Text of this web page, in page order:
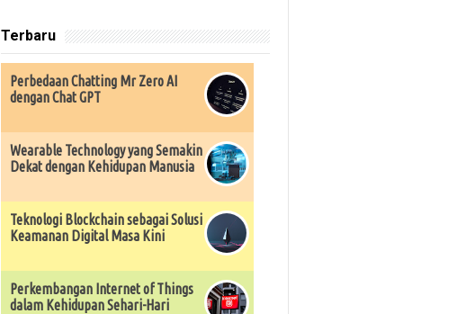
Terbaru
Perbedaan Chatting Mr Zero AI
dengan Chat GPT
Wearable Technology yang Semakin
Dekat dengan Kehidupan Manusia
Teknologi Blockchain sebagai Solusi
Keamanan Digital Masa Kini
Perkembangan Internet of Things
dalam Kehidupan Sehari-Hari